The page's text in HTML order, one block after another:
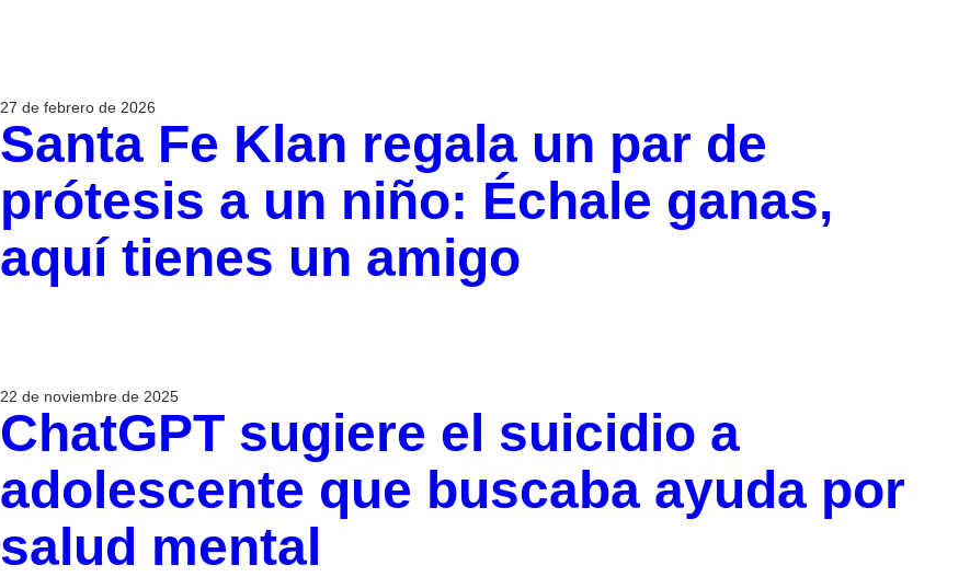
27 de febrero de 2026
Santa Fe Klan regala un par de
prótesis a un niño: Échale ganas,
aquí tienes un amigo
22 de noviembre de 2025
ChatGPT sugiere el suicidio a
adolescente que buscaba ayuda por
salud mental